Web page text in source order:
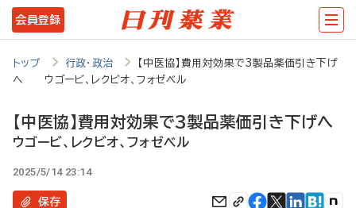
メ
イ
テ
ツ
会員登録
トップ 行政・政治
【中医協】費用対効果で3製品薬価引き下げ
へ ウゴービ、レクビオ、フォゼベル
【中医協】費用対効果で3製品薬価引き下げへ
ウゴービ、レクビオ、フォゼベル
2025/5/14 23:14
保存